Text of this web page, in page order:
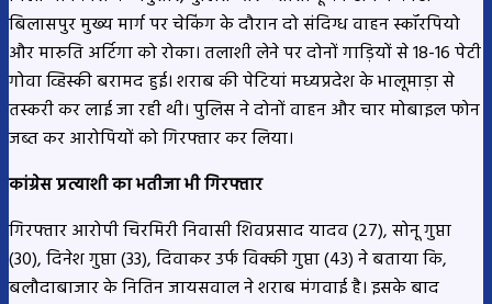
बिलासपुर मुख्य मार्ग पर चेकिंग के दौरान दो संदिग्ध वाहन स्कॉरपियो
और मारुति अर्टिगा को रोका। तलाशी लेने पर दोनों गाड़ियों से 18-16 पेटी
गोवा व्हिस्की बरामद हुई। शराब की पेटियां मध्यप्रदेश के भालूमाड़ा से
तस्करी कर लाई जा रही थी। पुलिस ने दोनों वाहन और चार मोबाइल फोन
जब्त कर आरोपियों को गिरफ्तार कर लिया।
कांग्रेस प्रत्याशी का भतीजा भी गिरफ्तार
गिरफ्तार आरोपी चिरमिरी निवासी शिवप्रसाद यादव (27), सोनू गुप्ता
(30), दिनेश गुप्ता (33), दिवाकर उर्फ विक्की गुप्ता (43) ने बताया कि,
बलौदाबाजार के नितिन जायसवाल ने शराब मंगवाई है। इसके बाद